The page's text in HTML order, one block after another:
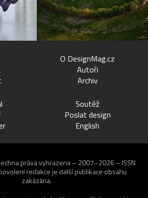
O DesignMag.cz
Autoři
Archiv
Soutěž
Poslat design
English
práva vyhrazena – 2007–2026 – ISSN
redakce je další publikace obsahu
zakázána.